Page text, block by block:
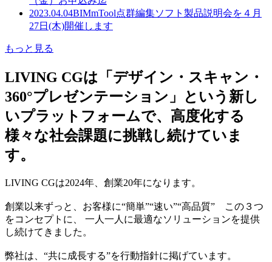
2023.04.04BIMmTool点群編集ソフト製品説明会を４月
27日(木)開催します
もっと見る
LIVING CGは「デザイン・スキャン・
360°プレゼンテーション」という新し
いプラットフォームで、高度化する
様々な社会課題に挑戦し続けていま
す。
LIVING CGは2024年、創業20年になります。
創業以来ずっと、お客様に“簡単”“速い”“高品質” この３つ
をコンセプトに、 一人一人に最適なソリューションを提供
し続けてきました。
弊社は、“共に成長する”を行動指針に掲げています。